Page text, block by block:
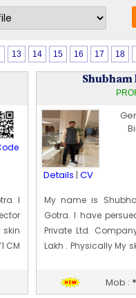
13 14 15 16 17 18
I
skin
CM
Details | CV
My name is
Gotra. I have
Private Ltd.
Lakh . Physically My
Edit Profile
Mob :